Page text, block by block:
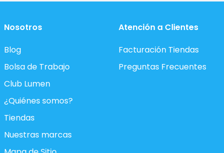
Nosotros
Blog
Bolsa de Trabajo
Club Lumen
¿Quiénes somos?
Tiendas
Nuestras marcas
Atención a Clientes
Facturación Tiendas
Preguntas Frecuentes